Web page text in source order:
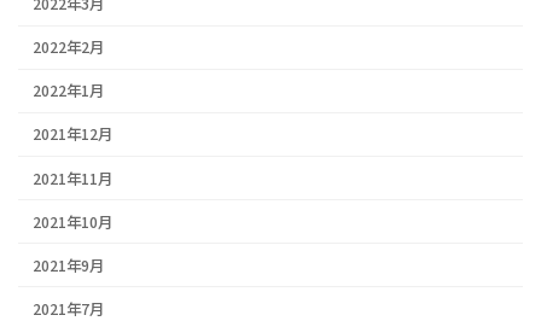
2022年2月
2022年1月
2021年12月
2021年11月
2021年10月
2021年9月
2021年7月